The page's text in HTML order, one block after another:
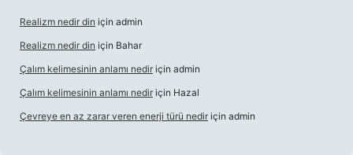
Realizm nedir din için admin
Realizm nedir din için Bahar
Çalım kelimesinin anlamı nedir için admin
Çalım kelimesinin anlamı nedir için Hazal
Çevreye en az zarar veren enerji türü nedir için admin